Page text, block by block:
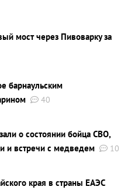
мост через Пивоварку за
барнаульским
40
о состоянии бойца СВО,
и встречи с медведем
10
края в страны ЕАЭС